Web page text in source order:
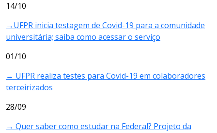
14/10
→UFPR inicia testagem de Covid-19 para a comunidade
universitária; saiba como acessar o serviço
01/10
→ UFPR realiza testes para Covid-19 em colaboradores
terceirizados
28/09
→ Quer saber como estudar na Federal? Projeto da